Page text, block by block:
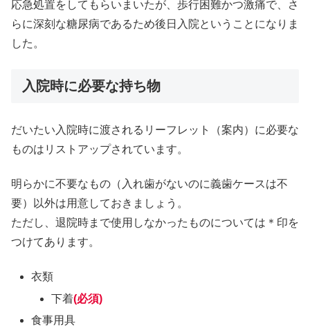
応急処置をしてもらいまいたが、歩行困難かつ激痛で、さ
らに深刻な糖尿病であるため後日入院ということになりま
した。
入院時に必要な持ち物
だいたい入院時に渡されるリーフレット（案内）に必要な
ものはリストアップされています。
明らかに不要なもの（入れ歯がないのに義歯ケースは不
要）以外は用意しておきましょう。
ただし、退院時まで使用しなかったものについては＊印を
つけてあります。
衣類
下着(必須)
食事用具